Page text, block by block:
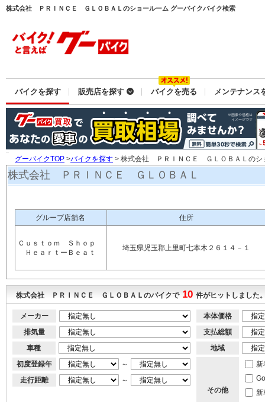
株式会社 ＰＲＩＮＣＥ ＧＬＯＢＡＬのショールーム グーバイクバイク検索
バイクを探す 販売店を探す バイクを売る メンテナンス
グーバイクTOP >バイクを探す > 株式会社 ＰＲＩＮＣＥ ＧＬＯＢＡＬのシ
株式会社 ＰＲＩＮＣＥ ＧＬＯＢＡＬ
グループ店舗名 住所
Ｃｕｓｔｏｍ Ｓｈｏｐ
ＨｅａｒｔーＢｅａｔ
埼玉県児玉郡上里町七本木２６１４－１
株式会社 ＰＲＩＮＣＥ ＧＬＯＢＡＬのバイクで 10 件がヒットしました
メーカー
排気量
車種
初度登録年
～
走行距離
～
本体価格
支払総額
地域
その他
新
新